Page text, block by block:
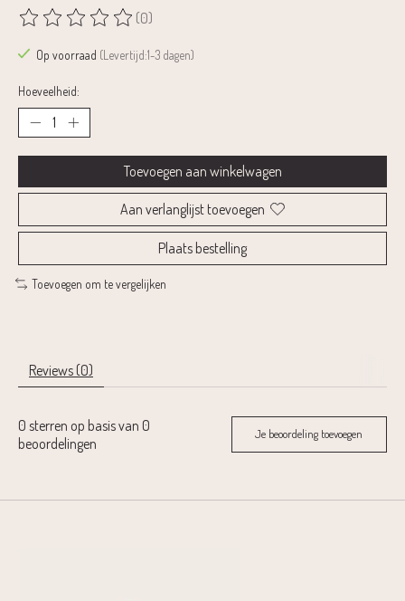
De beoordeling van dit product is
(0)
Op voorraad (Levertijd:1-3 dagen)
Hoeveelheid:
Toevoegen aan winkelwagen
Aan verlanglijst toevoegen
Plaats bestelling
Toevoegen om te vergelijken
Reviews (0)
0 sterren op basis van 0
beoordelingen
Je beoordeling toevoegen